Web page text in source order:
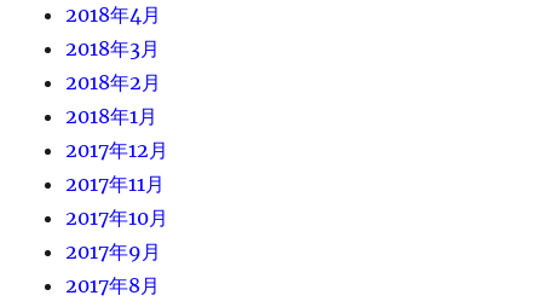
2018年4月
2018年3月
2018年2月
2018年1月
2017年12月
2017年11月
2017年10月
2017年9月
2017年8月